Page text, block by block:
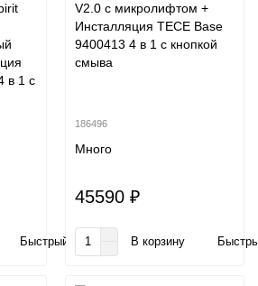
в 1 с
Быстрый заказ
V2.0 с микролифтом +
Инсталляция TECE Base
9400413 4 в 1 с кнопкой
смыва
186496
Много
45590 ₽
В корзину